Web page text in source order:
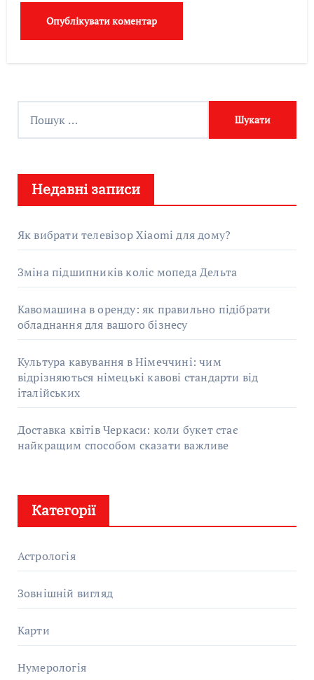
:
Недавні записи
Як вибрати телевізор Xiaomi для дому?
Зміна підшипників коліс мопеда Дельта
Кавомашина в оренду: як правильно підібрати
обладнання для вашого бізнесу
Культура кавування в Німеччині: чим
відрізняються німецькі кавові стандарти від
італійських
Доставка квітів Черкаси: коли букет стає
найкращим способом сказати важливе
Категорії
Астрологія
Зовнішній вигляд
Карти
Нумерологія